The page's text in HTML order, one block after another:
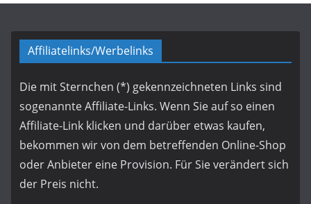
Affiliatelinks/Werbelinks
Die mit Sternchen (*) gekennzeichneten Links sind
sogenannte Affiliate-Links. Wenn Sie auf so einen
Affiliate-Link klicken und darüber etwas kaufen,
bekommen wir von dem betreffenden Online-Shop
oder Anbieter eine Provision. Für Sie verändert sich
der Preis nicht.